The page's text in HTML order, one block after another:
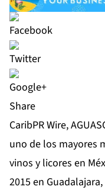
Share
CaribPR Wire,
uno de los mayores
vinos y licores en
2015 en